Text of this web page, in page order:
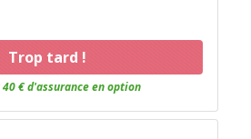
Trop tard !
€ d'assurance en option
places chez notre